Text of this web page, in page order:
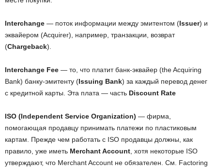
Interchange — поток информации между эмитентом (Issuer) и
эквайером (Acquirer), например, транзакции, возврат
(Chargeback).
Interchange Fee — то, что платит банк-эквайер (the Acquiring
Bank) банку-эмитенту (Issuing Bank) за каждый перевод денег
с кредитной карты. Эта плата — часть Discount Rate
ISO (Independent Service Organization) — фирма,
помогающая продавцу принимать платежи по пластиковым
картам. Прежде чем работать с ISO продавцы должны, как
правило, уже иметь Merchant Account , хотя некоторые ISO
утверждают, что Merchant Account не обязателен. См. Factoring